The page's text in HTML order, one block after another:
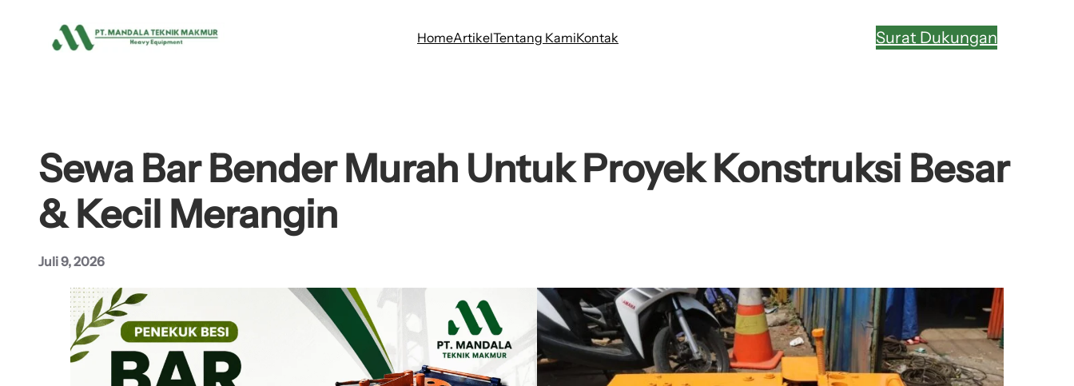
HomeArtikelTentang KamiKontak Surat Dukungan
Sewa Bar Bender Murah Untuk Proyek Konstruksi Besar
& Kecil Merangin
Juli 9, 2026